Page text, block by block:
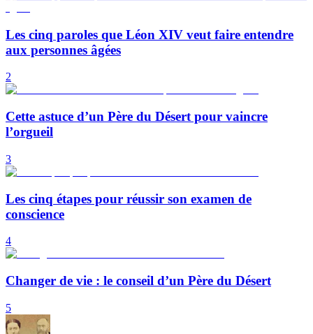
Les cinq paroles que Léon XIV veut faire entendre
aux personnes âgées
2
Cette astuce d’un Père du Désert pour vaincre
l’orgueil
3
Les cinq étapes pour réussir son examen de
conscience
4
Changer de vie : le conseil d’un Père du Désert
5